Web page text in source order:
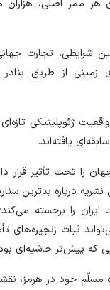
هر ممر اصلی،
تجارت
زمینی از طریق
ژئوپلیتیکی
یافته‌اند.
را تحت تأثیر
درباره بدترین
را برجسته
ثبات زنجیره‌های
پیش‌تر حاشیه‌ای
مسلّم خود در هرمز،